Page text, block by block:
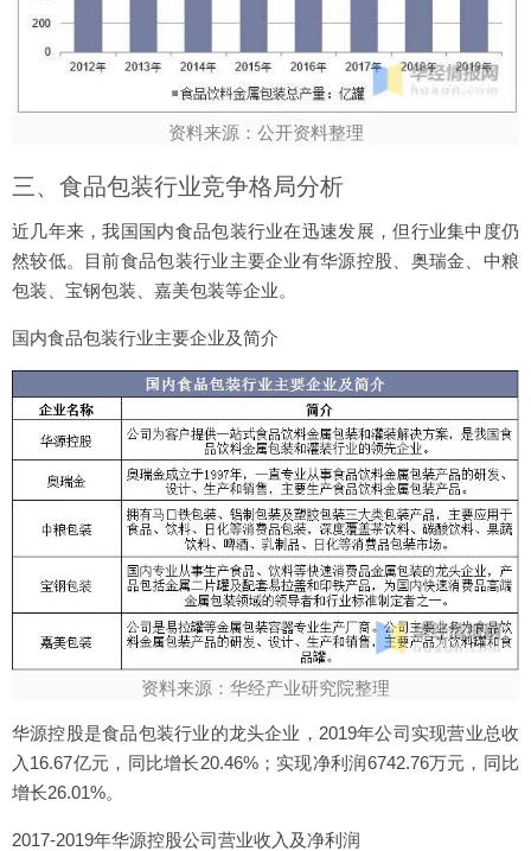
资料来源：公开资料整理
三、食品包装行业竞争格局分析
近几年来，我国国内食品包装行业在迅速发展，但行业集中度仍
然较低。目前食品包装行业主要企业有华源控股、奥瑞金、中粮
包装、宝钢包装、嘉美包装等企业。
国内食品包装行业主要企业及简介
资料来源：华经产业研究院整理
华源控股是食品包装行业的龙头企业，2019年公司实现营业总收
入16.67亿元，同比增长20.46%；实现净利润6742.76万元，同比
增长26.01%。
2017-2019年华源控股公司营业收入及净利润